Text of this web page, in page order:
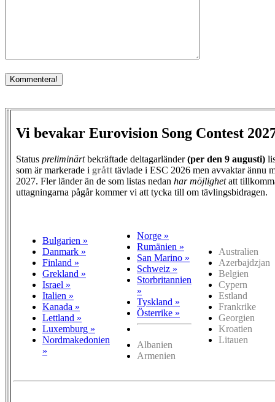
Vi bevakar Eurovision Song Contest
Status preliminärtbekräftade deltagarländer(per den 9 augusti)
som är markerade i grått tävlade i ESC 2026 men avvaktar ännu
2027. Fler länder än de som listas nedan har möjlighetatt
uttagningarna pågår kommer vi att tycka till om tävlingsbidragen.
Bulgarien »
Danmark »
Finland »
Grekland »
Israel »
Italien »
Kanada »
Lettland »
Luxemburg »
Nordmakedonien
»
Norge »
Rumänien »
San Marino »
Schweiz »
Storbritannien
»
Tyskland »
Österrike »
Albanien
Armenien
Australien
Azerbajdzjan
Belgien
Cypern
Estland
Frankrike
Georgien
Kroatien
Litauen